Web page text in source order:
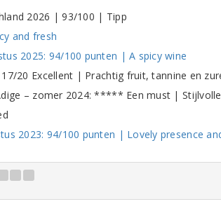
2026 | 93/100 | Tipp
and fresh
2025: 94/100 punten | A spicy wine
20 Excellent | Prachtig fruit, tannine en
– zomer 2024: ***** Een must |
2023: 94/100 punten | Lovely presence